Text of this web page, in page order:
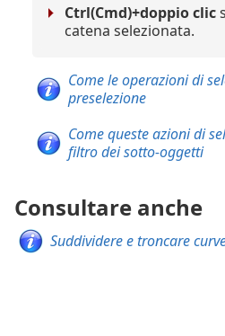
Ctrl(Cmd)+doppio clic
catena selezionata.
Come le operazioni di
preselezione
Come queste azioni di
filtro dei sotto-oggetti
Consultare anche
Suddividere e troncare